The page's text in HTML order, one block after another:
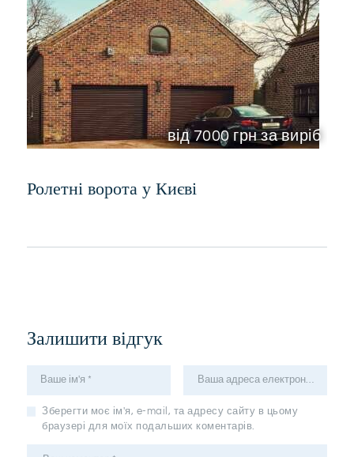
від 7000 грн за виріб
Ролетні ворота у Києві
Залишити відгук
Зберегти моє ім'я, e-mail, та адресу сайту в цьому
браузері для моїх подальших коментарів.